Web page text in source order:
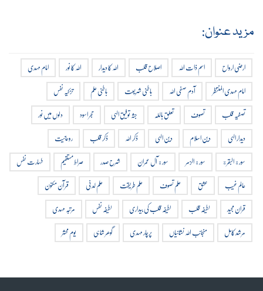
مزید عنوان:
ارضی ارواح اسم ذات اللہ اصلاح قلب اللہ کا دیدار اللہ کا نور
امام مہدی
امام مہدی المنتظر
آدم صفی اللہ باطنی شریعت باطنی علم
تزکیہ نفس
تصفیہ قلب
تصوف تعلق باللہ جثہ توفیق الہی حجر اسود
دلوں میں نور
دیدار الہی
دین اسلام دین الہی ذکر اللہ ذکر قلب
روحانیت
سورة البقرة
سورة الزمر سورة آل عمران شرح صدر صراط مستقیم
طہارت نفس
عالم غیب
عشق علم تصوف علم طریقت علم لدنی
قرآن مکنون
قران مجید
لطیفہ قلب لطیفہ قلب کی بیداری لطیفہ نفس
مرتبہ مہدی
مرشد کامل
منجانب اللہ نشانیاں پرچار مہدی گوھر شاہی یوم محشر